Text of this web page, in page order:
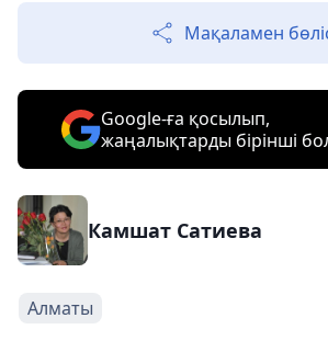
Мақаламен
Google-ға қосылып,
жаңалықтарды бірінші
Камшат Сатиева
Алматы